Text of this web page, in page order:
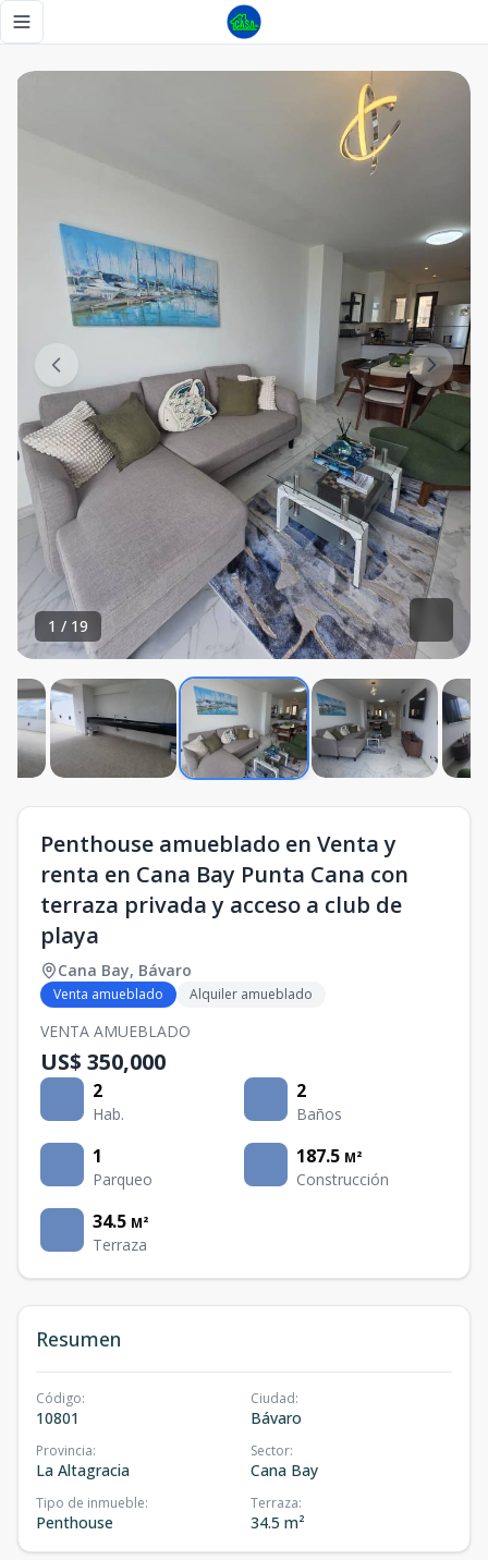
Toggle navigation menu
1 / 19
Penthouse amueblado en Venta y
renta en Cana Bay Punta Cana con
terraza privada y acceso a club de
playa
Cana Bay, Bávaro
Venta amueblado Alquiler amueblado
VENTA AMUEBLADO
US$ 350,000
2
Hab.
2
Baños
1
Parqueo
187.5 M²
Construcción
34.5 M²
Terraza
Resumen
Código:
10801
Ciudad:
Bávaro
Provincia:
La Altagracia
Sector:
Cana Bay
Tipo de inmueble:
Penthouse
Terraza:
34.5 m²
Penthouse amueblado en Venta y renta en Cana Bay